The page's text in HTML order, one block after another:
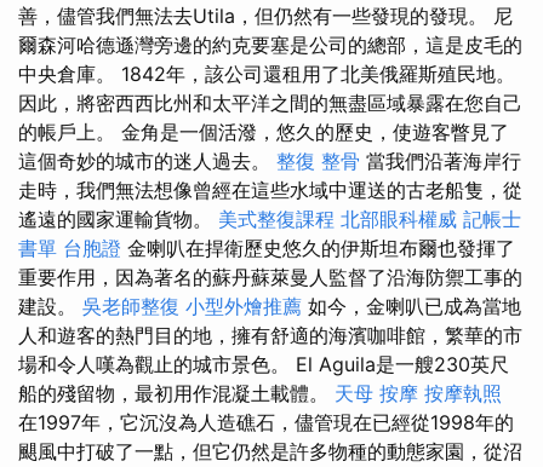
善，儘管我們無法去Utila，但仍然有一些發現的發現。 尼
爾森河哈德遜灣旁邊的約克要塞是公司的總部，這是皮毛的
中央倉庫。 1842年，該公司還租用了北美俄羅斯殖民地。
因此，將密西西比州和太平洋之間的無盡區域暴露在您自己
的帳戶上。 金角是一個活潑，悠久的歷史，使遊客瞥見了
這個奇妙的城市的迷人過去。 整復 整骨 當我們沿著海岸行
走時，我們無法想像曾經在這些水域中運送的古老船隻，從
遙遠的國家運輸貨物。 美式整復課程 北部眼科權威 記帳士
書單 台胞證 金喇叭在捍衛歷史悠久的伊斯坦布爾也發揮了
重要作用，因為著名的蘇丹蘇萊曼人監督了沿海防禦工事的
建設。 吳老師整復 小型外燴推薦 如今，金喇叭已成為當地
人和遊客的熱門目的地，擁有舒適的海濱咖啡館，繁華的市
場和令人嘆為觀止的城市景色。 El Aguila是一艘230英尺
船的殘留物，最初用作混凝土載體。 天母 按摩 按摩執照
在1997年，它沉沒為人造礁石，儘管現在已經從1998年的
颶風中打破了一點，但它仍然是許多物種的動態家園，從沼